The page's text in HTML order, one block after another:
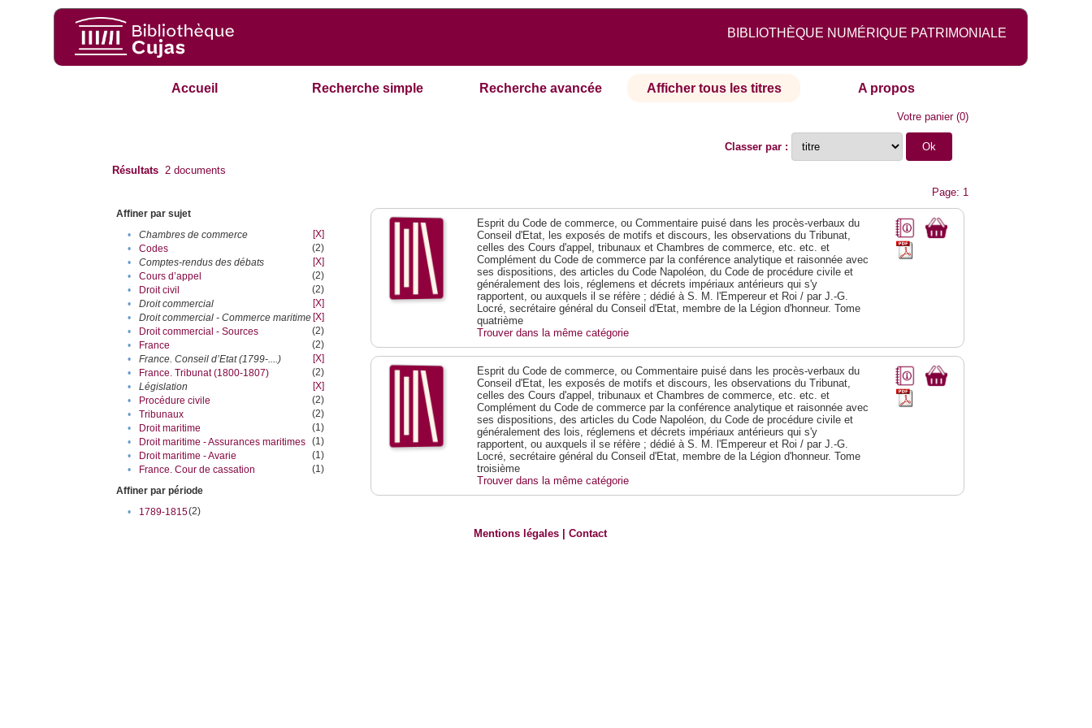
BIBLIOTHÈQUE NUMÉRIQUE PATRIMONIALE
Accueil Recherche simple Recherche avancée Afficher tous les titres A propos
Votre panier(0)
Classer par :
Résultats 2 documents
Page: 1
Affiner par sujet
•
Chambres de commerce
[X]
•
Codes
(2)
•
Comptes-rendus des débats
[X]
•
Cours d’appel
(2)
•
Droit civil
(2)
•
Droit commercial
[X]
•
Droit commercial - Commerce maritime [X]
•
Droit commercial - Sources
(2)
•
France
(2)
•
France. Conseil d’Etat (1799-....)
[X]
•
France. Tribunat (1800-1807)
(2)
•
Législation
[X]
•
Procédure civile
(2)
•
Tribunaux
(2)
•
Droit maritime
(1)
•
Droit maritime - Assurances maritimes (1)
•
Droit maritime - Avarie
(1)
•
France. Cour de cassation
(1)
Affiner par période
•
1789-1815(2)
Esprit du Code de commerce, ou Commentaire puisé dans les procès-verbaux du
Conseil d'Etat, les exposés de motifs et discours, les observations du Tribunat,
celles des Cours d'appel, tribunaux et Chambres de commerce, etc. etc. et
Complément du Code de commerce par la conférence analytique et raisonnée avec
ses dispositions, des articles du Code Napoléon, du Code de procédure civile et
généralement des lois, réglemens et décrets impériaux antérieurs qui s'y
rapportent, ou auxquels il se réfère ; dédié à S. M. l'Empereur et Roi / par J.-G.
Locré, secrétaire général du Conseil d'Etat, membre de la Légion d'honneur. Tome
quatrième
Trouver dans la même catégorie
Esprit du Code de commerce, ou Commentaire puisé dans les procès-verbaux du
Conseil d'Etat, les exposés de motifs et discours, les observations du Tribunat,
celles des Cours d'appel, tribunaux et Chambres de commerce, etc. etc. et
Complément du Code de commerce par la conférence analytique et raisonnée avec
ses dispositions, des articles du Code Napoléon, du Code de procédure civile et
généralement des lois, réglemens et décrets impériaux antérieurs qui s'y
rapportent, ou auxquels il se réfère ; dédié à S. M. l'Empereur et Roi / par J.-G.
Locré, secrétaire général du Conseil d'Etat, membre de la Légion d'honneur. Tome
troisième
Trouver dans la même catégorie
Mentions légales |Contact